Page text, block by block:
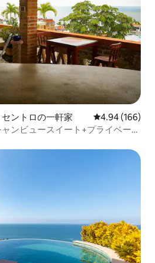
ントロの一軒家 レビュー166
4.94 (166)
ンビュースイート+プライベート